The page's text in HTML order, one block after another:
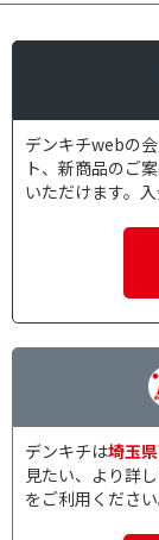
デンキチwebの
ト、新商品のご
いただけます。
デンキチは埼玉
見たい、より詳
をご利用ください